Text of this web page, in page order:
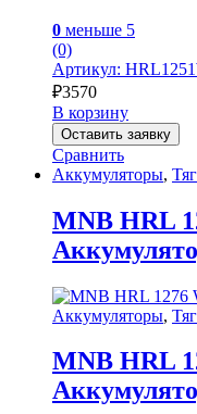
0 меньше 5
(0)
Артикул:
₽3570
В корзину
Оставить заявку
Сравнить
Аккумуляторы,
MNB HRL
Аккумуляторы,
MNB HRL